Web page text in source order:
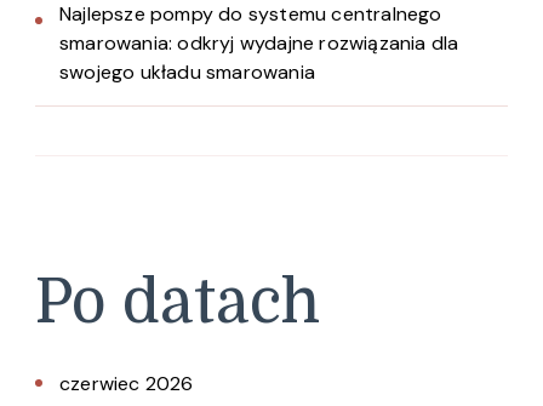
Najlepsze pompy do systemu centralnego
smarowania: odkryj wydajne rozwiązania dla
swojego układu smarowania
Po datach
czerwiec 2026